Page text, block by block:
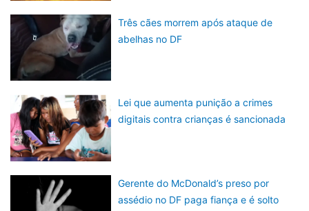
Três cães morrem após ataque de
abelhas no DF
Lei que aumenta punição a crimes
digitais contra crianças é sancionada
Gerente do McDonald’s preso por
assédio no DF paga fiança e é solto